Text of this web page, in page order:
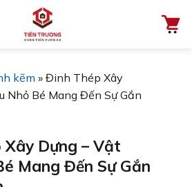
kẽm » Đinh Thép Xây
Nhỏ Bé Mang Đến Sự Gắn
Dựng – Vật
Mang Đến Sự Gắn